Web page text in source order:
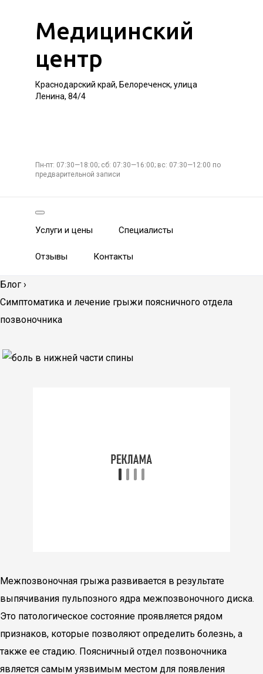
Медицинский
центр
Краснодарский край, Белореченск, улица
Ленина, 84/4
Пн-пт: 07:30—18:00; сб: 07:30—16:00; вс: 07:30—12:00 по
предварительной записи
Услуги и цены Специалисты
Отзывы Контакты
Блог ›
Симптоматика и лечение грыжи поясничного отдела
позвоночника
Межпозвоночная грыжа развивается в результате
выпячивания пульпозного ядра межпозвоночного диска.
Это патологическое состояние проявляется рядом
признаков, которые позволяют определить болезнь, а
также ее стадию. Поясничный отдел позвоночника
является самым уязвимым местом для появления